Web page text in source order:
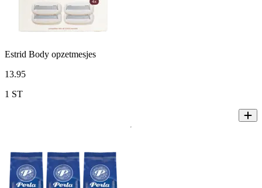
Estrid Body opzetmesjes
13.95
1 ST